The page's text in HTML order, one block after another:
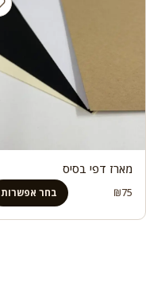
מארז דפי בסיס
₪75 בחר אפשרות